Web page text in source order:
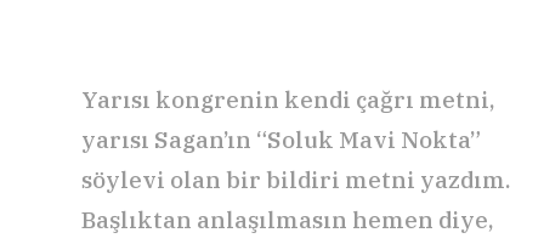
Yarısı kongrenin kendi çağrı metni,
yarısı Sagan’ın “Soluk Mavi Nokta”
söylevi olan bir bildiri metni yazdım.
Başlıktan anlaşılmasın hemen diye,